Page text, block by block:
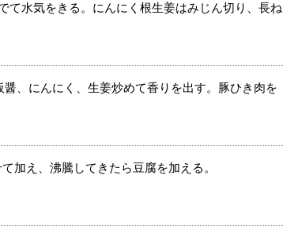
て水気をきる。にんにく根生姜はみじん切り、長ね
、にんにく、生姜炒めて香りを出す。豚ひき肉を
加え、沸騰してきたら豆腐を加える。